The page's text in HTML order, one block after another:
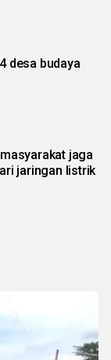
desa budaya
jaga
jaringan listrik